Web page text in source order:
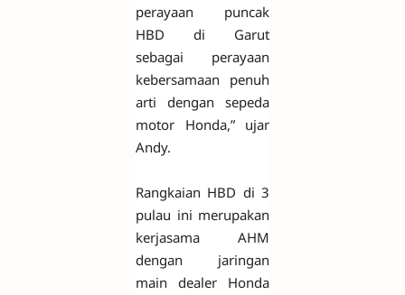
perayaan puncak
HBD di Garut
sebagai perayaan
kebersamaan penuh
arti dengan sepeda
motor Honda,” ujar
Andy.
Rangkaian HBD di 3
pulau ini merupakan
kerjasama AHM
dengan jaringan
main dealer Honda